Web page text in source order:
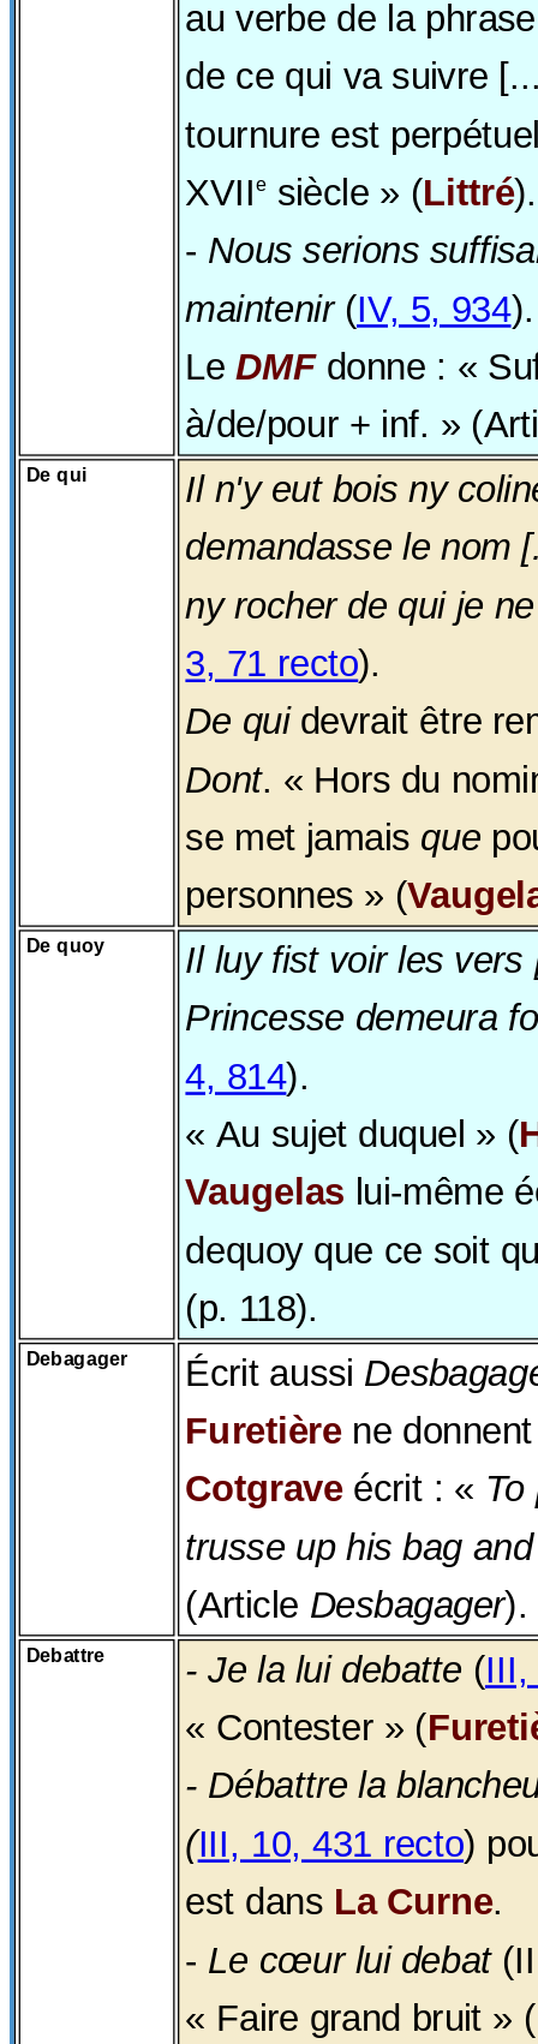
au verbe de la
de ce qui va suivre
tournure est
XVIIesiècle » (Littré).
- Nous serions
maintenir(IV, 5, 934).
LeDMFdonne : «
à/de/pour + inf. »
De qui Il n'y eut bois ny
demandasse le nom
ny rocher de qui je
3, 71 recto).
De quidevrait être
Dont. « Hors du
se met jamais que
personnes » (
De quoy Il luy fist voir les vers
Princesse demeura
4, 814).
« Au sujet duquel » (
Vaugelas lui-même
dequoy que ce soit
(p. 118).
Debagager Écrit aussi
Furetièrene
Cotgraveécrit : «
trusse up his bag
(Article Desbagager).
Debattre - Je la lui debatte (III,
« Contester » (
- Débattre la
(III, 10, 431 recto)
est dans La Curne.
- Le cœur lui debat
« Faire grand bruit » (